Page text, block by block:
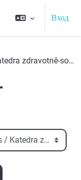
Вход
Katedra zdravotně-sociálních studií